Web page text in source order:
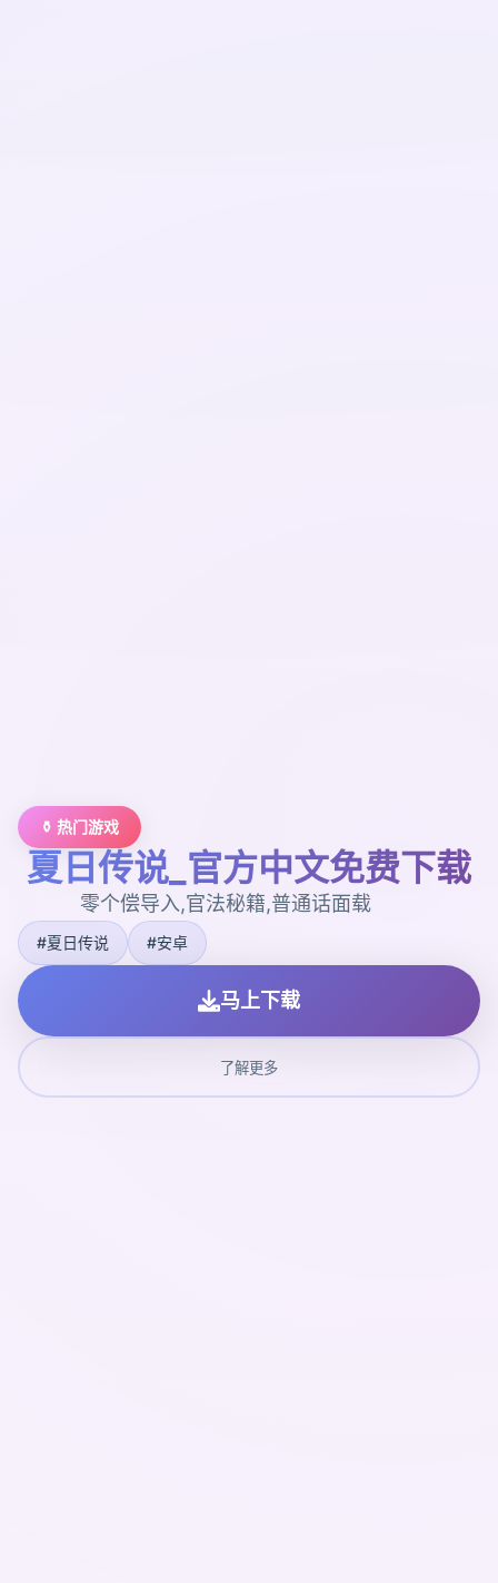
⚱️ 热门游戏
夏日传说_官方中文免费下载
零个偿导入,官法秘籍,普通话面载
#夏日传说 #安卓
马上下载
了解更多